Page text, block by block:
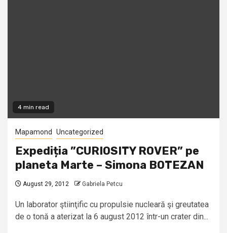
4 min read
Mapamond Uncategorized
Expediția ”CURIOSITY ROVER” pe
planeta Marte – Simona BOTEZAN
August 29, 2012 Gabriela Petcu
Un laborator ştiinţific cu propulsie nucleară şi greutatea
de o tonă a aterizat la 6 august 2012 într-un crater din...